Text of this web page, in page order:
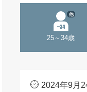
25～34歳
他
2024年9月